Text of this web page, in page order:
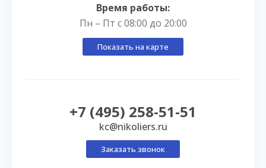
Время работы:
Пн – Пт с 08:00 до 20:00
Показать на карте
+7 (495) 258-51-51
kc@nikoliers.ru
Заказать звонок